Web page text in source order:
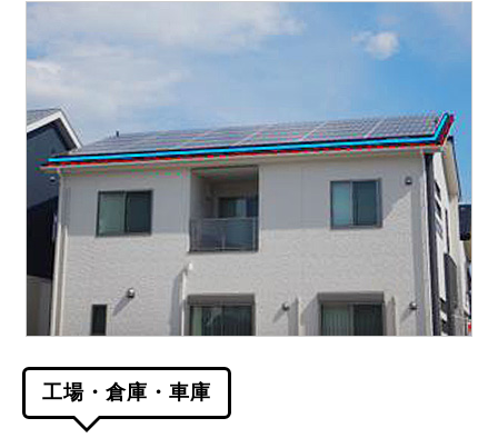
工場・倉庫・車庫